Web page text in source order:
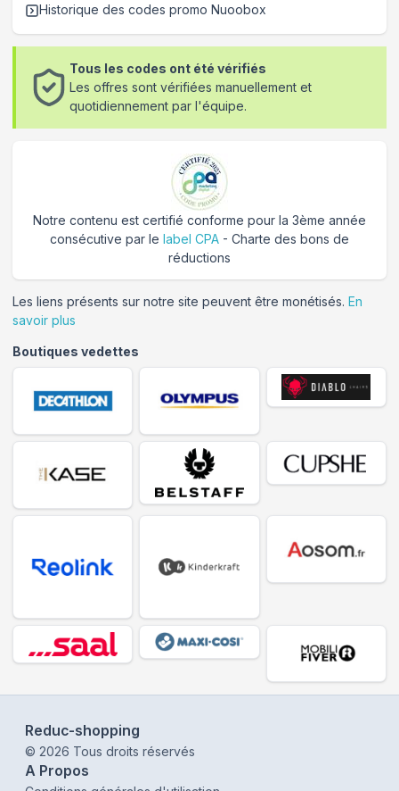
Historique des codes promo Nuoobox
Tous les codes ont été vérifiés
Les offres sont vérifiées manuellement et
quotidiennement par l'équipe.
Notre contenu est certifié conforme pour la 3ème année
consécutive par le label CPA - Charte des bons de
réductions
Les liens présents sur notre site peuvent être monétisés. En
savoir plus
Boutiques vedettes
Reduc-shopping
© 2026 Tous droits réservés
A Propos